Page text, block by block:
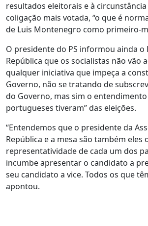
resultados eleitorais e à circunstância
coligação mais votada, “o que é
de Luis Montenegro como primeiro-
O presidente do PS informou ainda o
República que os socialistas não vão
qualquer iniciativa que impeça a
Governo, não se tratando de
do Governo, mas sim o
portugueses tiveram” das eleições.
“Entendemos que o presidente da
República e a mesa são também eles
representatividade de cada um dos
incumbe apresentar o candidato a
seu candidato a vice. Todos os que
apontou.